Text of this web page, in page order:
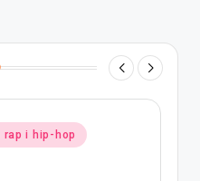
rap i hip-hop